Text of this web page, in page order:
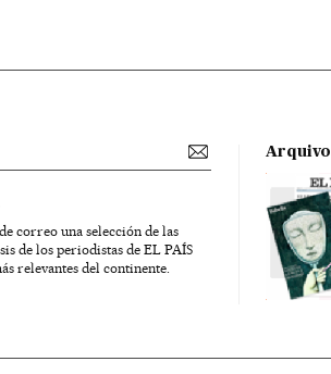
correo una selección de las
de los periodistas de EL PAÍS
relevantes del continente.
Arquivo